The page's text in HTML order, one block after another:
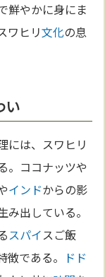
鮮やかに身にま
ワヒリ文化の息
い
には、スワヒリ
。ココナッツや
インドからの影
出している。
スパイスご飯
徴である。 ドド